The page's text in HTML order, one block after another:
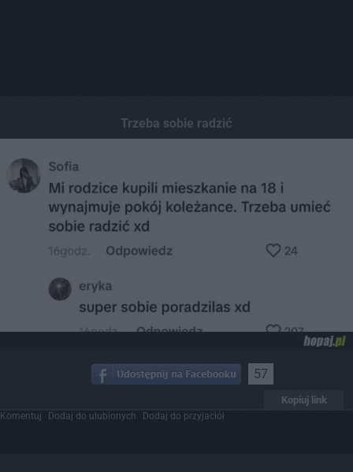
Trzeba sobie radzić
57
Kopiuj link
Komentuj Dodaj do ulubionych Dodaj do przyjaciół